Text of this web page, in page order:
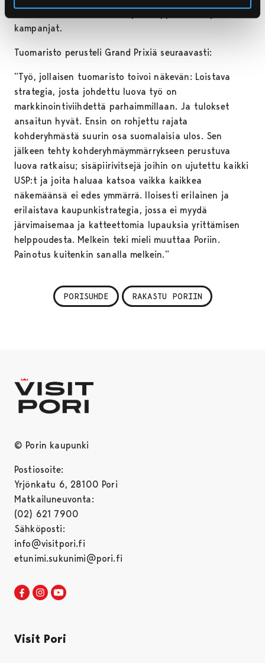
kampanjat.
Tuomaristo perusteli Grand Prixiä seuraavasti:
”Työ, jollaisen tuomaristo toivoi näkevän: Loistava
strategia, josta johdettu luova työ on
markkinointiviihdettä parhaimmillaan. Ja tulokset
ansaitun hyvät. Ensin on rohjettu rajata
kohderyhmästä suurin osa suomalaisia ulos. Sen
jälkeen tehty kohderyhmäymmärrykseen perustuva
luova ratkaisu; sisäpiirivitsejä joihin on ujutettu kaikki
USP:t ja joita haluaa katsoa vaikka kaikkea
näkemäänsä ei edes ymmärrä. Iloisesti erilainen ja
erilaistava kaupunkistrategia, jossa ei myydä
järvimaisemaa ja katteettomia lupauksia yrittämisen
helppoudesta. Melkein teki mieli muuttaa Poriin.
Painotus kuitenkin sanalla melkein.”
PORISUHDE RAKASTU PORIIN
© Porin kaupunki
Postiosoite:
Yrjönkatu 6, 28100 Pori
Matkailuneuvonta:
(02) 621 7900
Sähköposti:
info@visitpori.fi
etunimi.sukunimi@pori.fi
Visit Pori Facebookissa
Avautuu uudessa välilehdessä
Visit Pori Instagrammissa
Avautuu uudessa välilehdessä
Visit Pori